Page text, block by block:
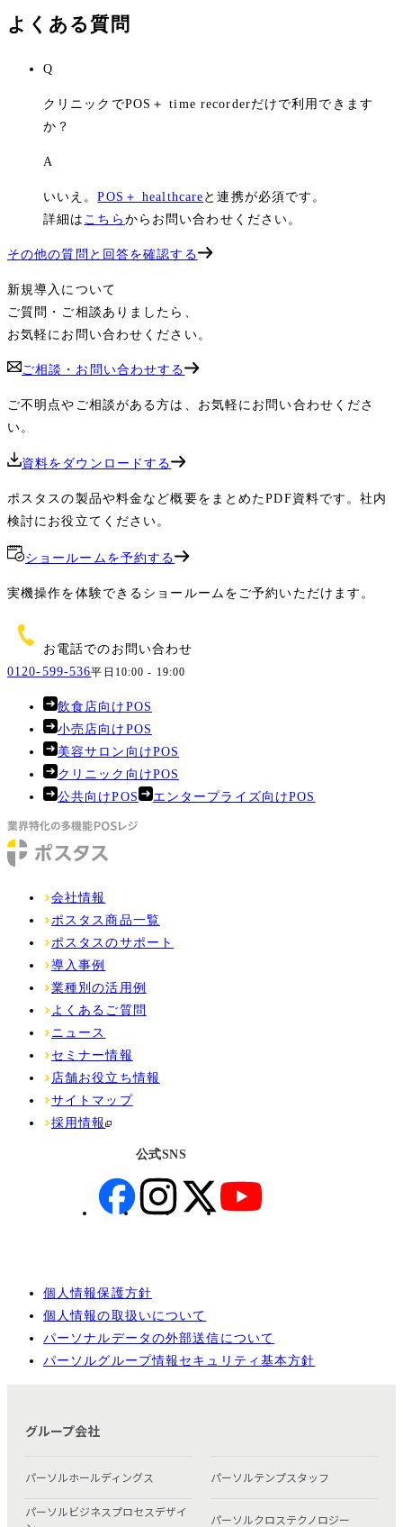
よくある質問
Q
クリニックでPOS＋ time recorderだけで利用できます
か？
A
いいえ。POS＋ healthcare と連携が必須です。
詳細は こちら からお問い合わせください。
その他の質問と回答を確認する
新規導入について
ご質問・ご相談ありましたら、
お気軽にお問い合わせください。
ご相談・お問い合わせする
ご不明点やご相談がある方は、お気軽にお問い合わせくださ
い。
資料をダウンロードする
ポスタスの製品や料金など概要をまとめたPDF資料です。社内
検討にお役立てください。
ショールームを予約する
実機操作を体験できるショールームをご予約いただけます。
お電話でのお問い合わせ
0120-599-536平日10:00 - 19:00
飲食店向けPOS
小売店向けPOS
美容サロン向けPOS
クリニック向けPOS
公共向けPOS
エンタープライズ向けPOS
会社情報
ポスタス商品一覧
ポスタスのサポート
導入事例
業種別の活用例
よくあるご質問
ニュース
セミナー情報
店舗お役立ち情報
サイトマップ
採用情報
個人情報保護方針
個人情報の取扱いについて
パーソナルデータの外部送信について
パーソルグループ情報セキュリティ基本方針
公式SNS
グループ会社
パーソルホールディングス パーソルテンプスタッフ
パーソルビジネスプロセスデザイ
パーソルクロステクノロジー